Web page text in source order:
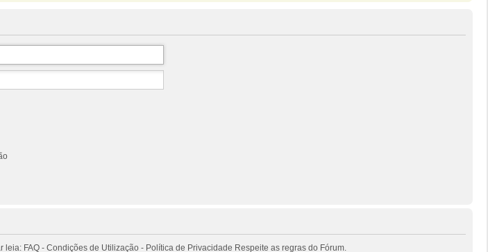
FAQ - Condições de Utilização - Política de Privacidade Respeite as regras do Fórum.